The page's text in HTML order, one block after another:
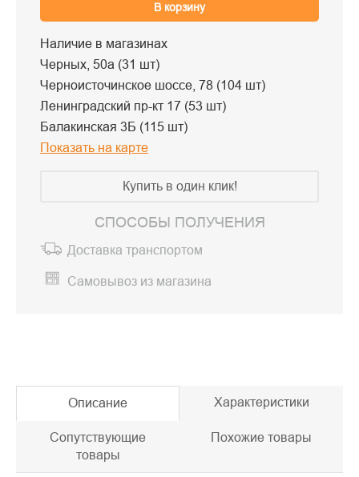
В корзину
Наличие в магазинах
Черных, 50а (31 шт)
Черноисточинское шоссе, 78 (104 шт)
Ленинградский пр-кт 17 (53 шт)
Балакинская 3Б (115 шт)
Показать на карте
Купить в один клик!
СПОСОБЫ ПОЛУЧЕНИЯ
Доставка транспортом
Самовывоз из магазина
Описание Характеристики
Сопутствующие
товары
Похожие товары